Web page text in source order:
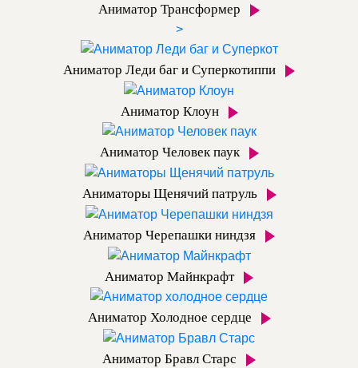
Аниматор Трансформер
>
Аниматор Леди баг и Суперкотиппи
Аниматор Клоун
Аниматор Человек паук
Аниматоры Щенячий патруль
Аниматор Черепашки ниндзя
Аниматор Майнкрафт
Аниматор Холодное сердце
Аниматор Бравл Старс